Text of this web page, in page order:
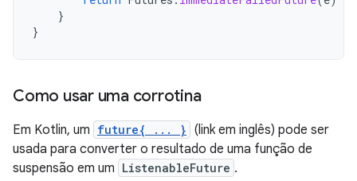
}
}
Como usar uma corrotina
Em Kotlin, um future{ ... } (link em inglês) pode ser
usada para converter o resultado de uma função de
suspensão em um ListenableFuture .